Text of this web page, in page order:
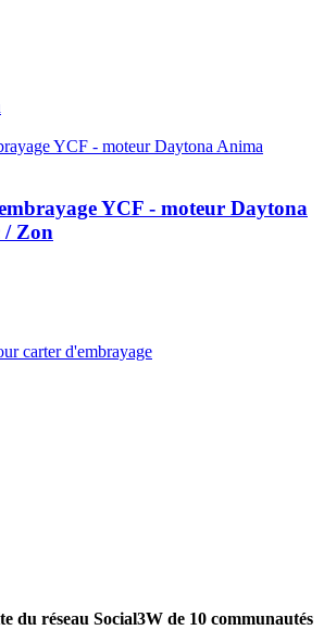
YCF - moteur Daytona
/ Zon
carter d'embrayage
du réseau Social3W de 10 communautés